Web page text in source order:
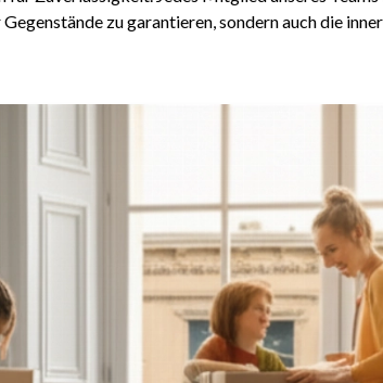
zu garantieren, sondern auch die